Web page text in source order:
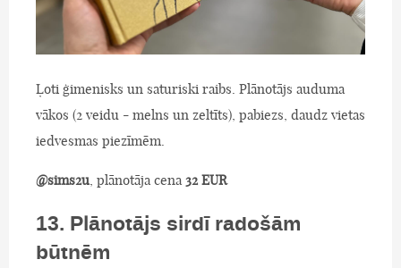
Ļoti ģimenisks un saturiski raibs. Plānotājs auduma
vākos (2 veidu - melns un zeltīts), pabiezs, daudz vietas
iedvesmas piezīmēm.
@sims2u, plānotāja cena 32 EUR
13. Plānotājs sirdī radošām
būtnēm